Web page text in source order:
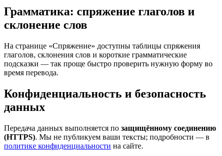
Грамматика: спряжение глаголов и
склонение слов
На странице «Спряжение» доступны таблицы спряжения
глаголов, склонения слов и короткие грамматические
подсказки — так проще быстро проверить нужную форму во
время перевода.
Конфиденциальность и безопасность
данных
Передача данных выполняется по защищённому соединению
(HTTPS). Мы не публикуем ваши тексты; подробности — в
политике конфиденциальности на сайте.